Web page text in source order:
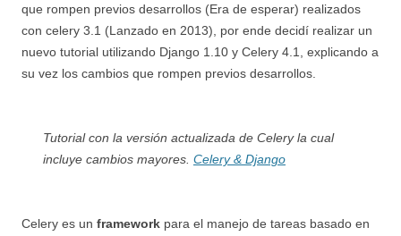
que rompen previos desarrollos (Era de esperar) realizados
con celery 3.1 (Lanzado en 2013), por ende decidí realizar un
nuevo tutorial utilizando Django 1.10 y Celery 4.1, explicando a
su vez los cambios que rompen previos desarrollos.
Tutorial con la versión actualizada de Celery la cual
incluye cambios mayores. Celery & Django
Celery es un framework para el manejo de tareas basado en